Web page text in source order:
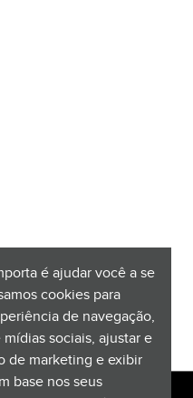
é ajudar você a se
cookies para
de navegação,
sociais, ajustar e
de marketing e exibir
base nos seus